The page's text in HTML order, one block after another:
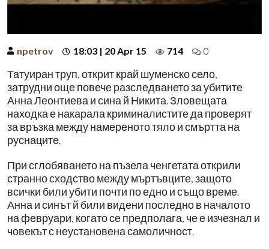
npetrov 18:03 | 20 Apr 15 714 0
Татуиран труп, открит край шуменско село,
затрудни още повече разследването за убитите
Анна Леонтиева и сина й Никита. Зловещата
находка е накарала криминалистите да проверят
за връзка между намереното тяло и смъртта на
руснаците.
При сглобяването на пъзела ченгетата открили
странно сходство между мъртъвците, защото
всички били убити почти по едно и също време.
Анна и синът й били видени последно в началото
на февруари, когато се предполага, че е изчезнал и
човекът с неустановена самоличност.